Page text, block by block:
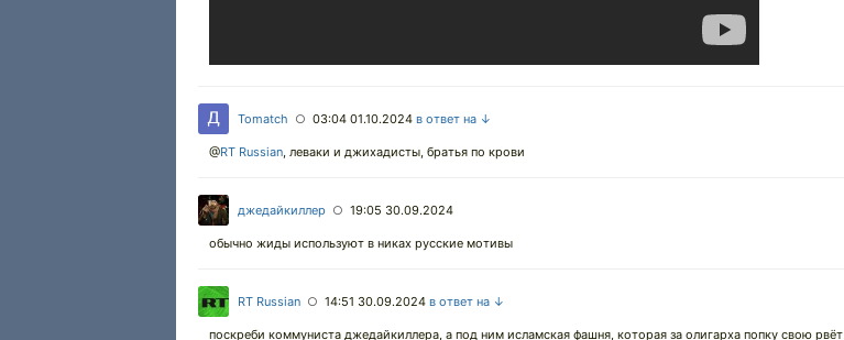
Tomatch ○ 03:04 01.10.2024 в ответ на ↓
@RT Russian, леваки и джихадисты, братья по крови
джедайкиллер ○ 19:05 30.09.2024
обычно жиды используют в никах русские мотивы
RT Russian ○ 14:51 30.09.2024 в ответ на ↓
поскреби коммуниста джедайкиллера, а под ним исламская фашня, которая за олигарха попку свою рвёт